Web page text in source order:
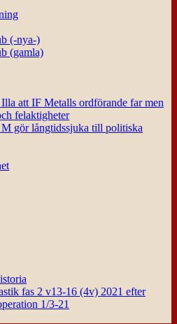
(-nya-)
(gamla)
att IF Metalls ordförande far men
felaktigheter
gör långtidssjuka till politiska
fas 2 v13-16 (4v) 2021 efter
1/3-21